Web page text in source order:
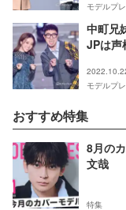
モデルプ
中町兄
JPは声
モデルプ
おすすめ特集
8月の
文哉
特集